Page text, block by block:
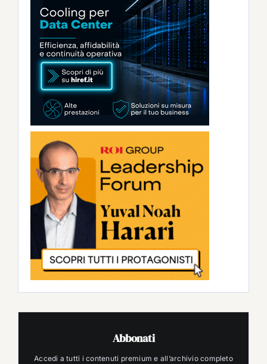
Abbonati
Accedi a tutti i contenuti premium e all’archivio completo